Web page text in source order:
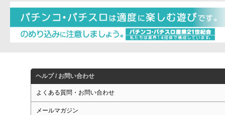
ヘルプ / お問い合わせ
よくある質問・お問い合わせ
メールマガジン